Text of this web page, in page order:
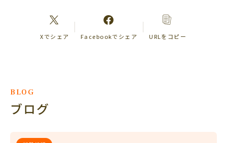
Xでシェア Facebookでシェア URLをコピー
BLOG
ブログ